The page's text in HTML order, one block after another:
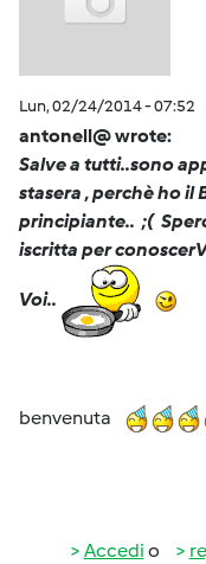
Lun, 02/24/2014 - 07:52
antonell@ wrote:
Salve a tutti..sono
stasera , perchè ho il
principiante.. ;(
iscritta per
Voi..
benvenuta
Accedi o